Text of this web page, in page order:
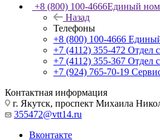
+8 (800) 100-4666Единый
Назад
Телефоны
+8 (800) 100-4666
+7 (4112) 355-472 Отдел
+7 (4112) 355-367 Отдел
+7 (924) 765-70-19
Контактная информация
г. Якутск, проспект Михаила
355472@vtt14.ru
Вконтакте